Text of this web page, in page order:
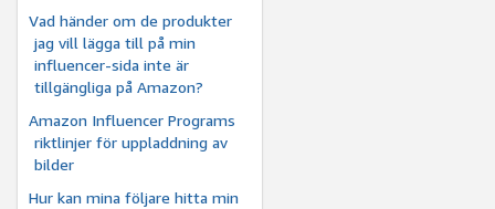
Vad händer om de produkter
jag vill lägga till på min
influencer-sida inte är
tillgängliga på Amazon?
Amazon Influencer Programs
riktlinjer för uppladdning av
bilder
Hur kan mina följare hitta min